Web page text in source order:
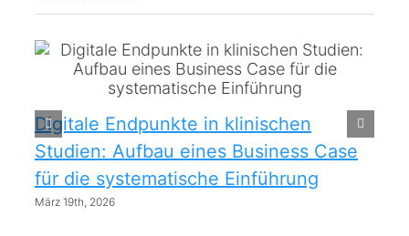
Digitale Endpunkte in klinischen
Studien: Aufbau eines Business Case
für die systematische Einführung
März 19th, 2026